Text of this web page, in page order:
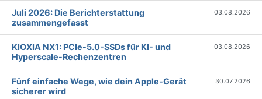
Juli 2026: Die Bericht­erstattung
zusammengefasst
03.08.2026
KIOXIA NX1: PCIe-5.0-SSDs für KI- und
Hyperscale-Rechenzentren
03.08.2026
Fünf einfache Wege, wie dein Apple-Gerät
sicherer wird
30.07.2026